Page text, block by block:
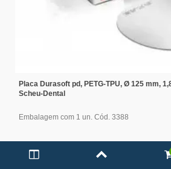
Placa Durasoft pd, PETG-TPU, Ø 125 mm,
Scheu-Dental
Embalagem com 1 un. Cód. 3388